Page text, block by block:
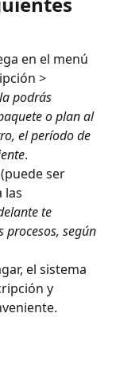
en el menú
>
podrás
o plan al
el período de
.
(puede ser
las
te
procesos, según
el sistema
y